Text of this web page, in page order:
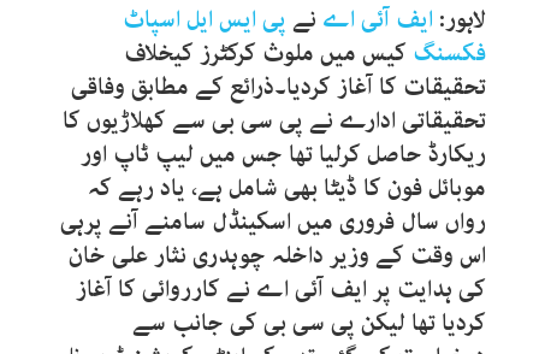
لاہور: ایف آئی اے نےپی ایس ایلاسپاٹ
فکسنگ کیس میں ملوث کرکٹرز کیخلاف
تحقیقات کا آغاز کردیا۔ذرائع کے مطابق وفاقی
تحقیقاتی ادارے نے پی سی بی سے کھلاڑیوں کا
ریکارڈ حاصل کرلیا تھا جس میں لیپ ٹاپ اور
موبائل فون کا ڈیٹا بھی شامل ہے، یاد رہے کہ
رواں سال فروری میں اسکینڈل سامنے آنے پرہی
اس وقت کے وزیر داخلہ چوہدری نثار علی خان
کی ہدایت پر ایف آئی اے نے کارروائی کا آغاز
کردیا تھا لیکن پی سی بی کی جانب سے